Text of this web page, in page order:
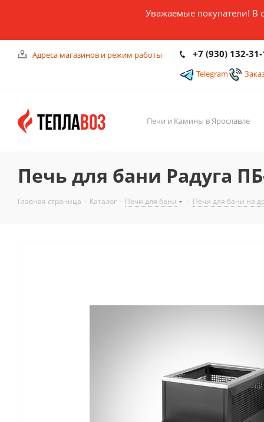
Уважаемые покупатели! В
Адреса магазинов и режим работы +7 (930) 132-
Telegram
Печи и Камины в Ярославле
Печь для бани Радуга
Главная страница - Каталог - Печи для бани - Печи для бани на